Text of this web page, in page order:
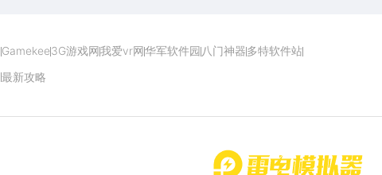
Gamekee3G游戏网我爱vr网华军软件园八门神器多特软件站
最新攻略
首页